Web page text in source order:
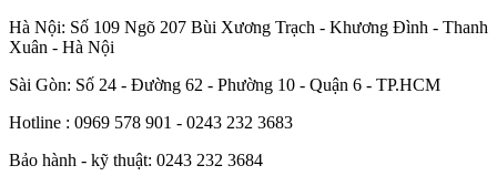
Hà Nội: Số 109 Ngõ 207 Bùi Xương Trạch - Khương Đình - Thanh
Xuân - Hà Nội
Sài Gòn: Số 24 - Đường 62 - Phường 10 - Quận 6 - TP.HCM
Hotline : 0969 578 901 - 0243 232 3683
Bảo hành - kỹ thuật: 0243 232 3684